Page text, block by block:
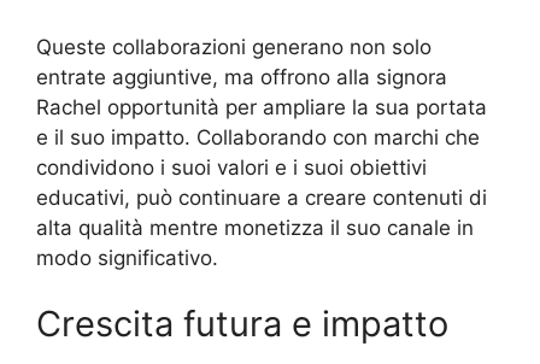
Queste collaborazioni generano non solo
entrate aggiuntive, ma offrono alla signora
Rachel opportunità per ampliare la sua portata
e il suo impatto. Collaborando con marchi che
condividono i suoi valori e i suoi obiettivi
educativi, può continuare a creare contenuti di
alta qualità mentre monetizza il suo canale in
modo significativo.
Crescita futura e impatto